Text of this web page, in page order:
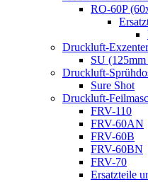
RO-60P
Druckluft-
SU
Druckluft-
Sure Shot
Druckluft-
FRV-110
FRV-60AN
FRV-60B
FRV-60BN
FRV-70
Ersatzteile